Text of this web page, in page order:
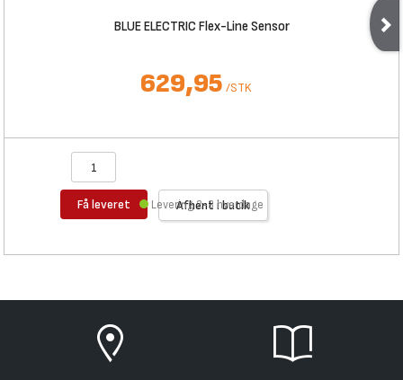
BLUE ELECTRIC Flex-Line Sensor
629,95 /STK
Få leveret Afhent i butik
Levering 2-3 hverdage